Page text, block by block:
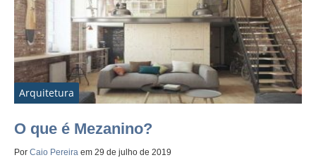
Arquitetura
O que é Mezanino?
Por Caio Pereira em 29 de julho de 2019